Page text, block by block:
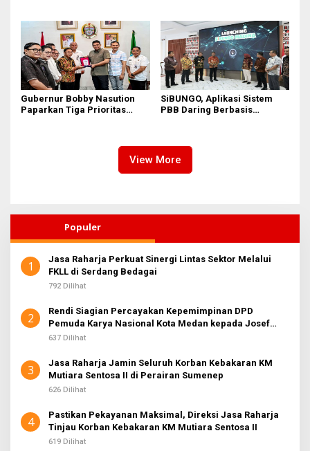
Gubernur Bobby Nasution
Paparkan Tiga Prioritas
SiBUNGO, Aplikasi Sistem
PBB Daring Berbasis
View More
Populer
1
Jasa Raharja Perkuat Sinergi Lintas Sektor Melalui
FKLL di Serdang Bedagai
792 Dilihat
2
Rendi Siagian Percayakan Kepemimpinan DPD
Pemuda Karya Nasional Kota Medan kepada Josef
Sembiring
637 Dilihat
3
Jasa Raharja Jamin Seluruh Korban Kebakaran KM
Mutiara Sentosa II di Perairan Sumenep
626 Dilihat
4
Pastikan Pekayanan Maksimal, Direksi Jasa Raharja
Tinjau Korban Kebakaran KM Mutiara Sentosa II
619 Dilihat